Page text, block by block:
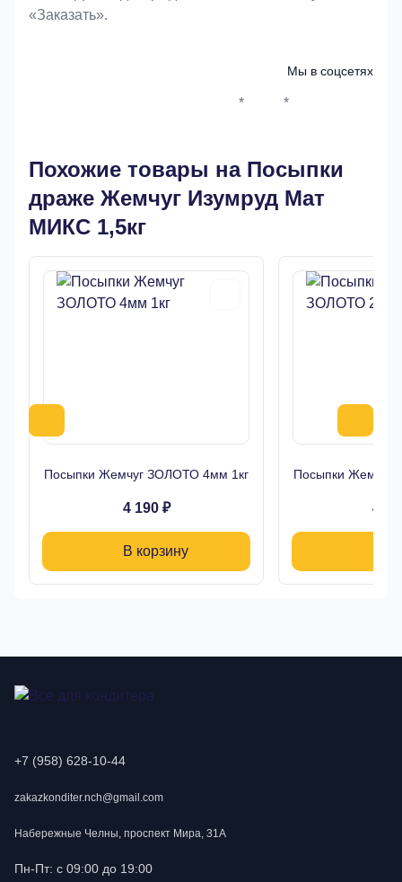
«Заказать».
Мы в соцсетях
* *
Похожие товары на Посыпки
драже Жемчуг Изумруд Мат
МИКС 1,5кг
Посыпки Жемчуг ЗОЛОТО 4мм 1кг
4 190 ₽
В корзину
Посыпки Жемчуг
4
+7 (958) 628-10-44
zakazkonditer.nch@gmail.com
Набережные Челны, проспект Мира, 31А
Пн-Пт: с 09:00 до 19:00